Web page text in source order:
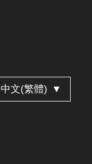
中文(繁體) ▼